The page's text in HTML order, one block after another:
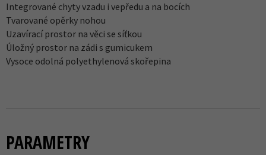
Integrované chyty vzadu i vepředu a na bocích
Tvarované opěrky nohou
Uzavírací prostor na věci se síťkou
Úložný prostor na zádi s gumicukem
Vysoce odolná polyethylenová skořepina
PARAMETRY